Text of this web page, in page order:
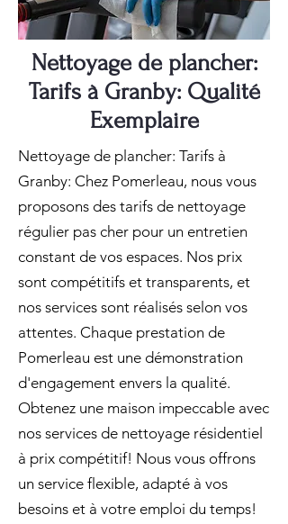
Nettoyage de plancher:
Tarifs à Granby: Qualité
Exemplaire
Nettoyage de plancher: Tarifs à
Granby: Chez Pomerleau, nous vous
proposons des tarifs de nettoyage
régulier pas cher pour un entretien
constant de vos espaces. Nos prix
sont compétitifs et transparents, et
nos services sont réalisés selon vos
attentes. Chaque prestation de
Pomerleau est une démonstration
d'engagement envers la qualité.
Obtenez une maison impeccable avec
nos services de nettoyage résidentiel
à prix compétitif! Nous vous offrons
un service flexible, adapté à vos
besoins et à votre emploi du temps!